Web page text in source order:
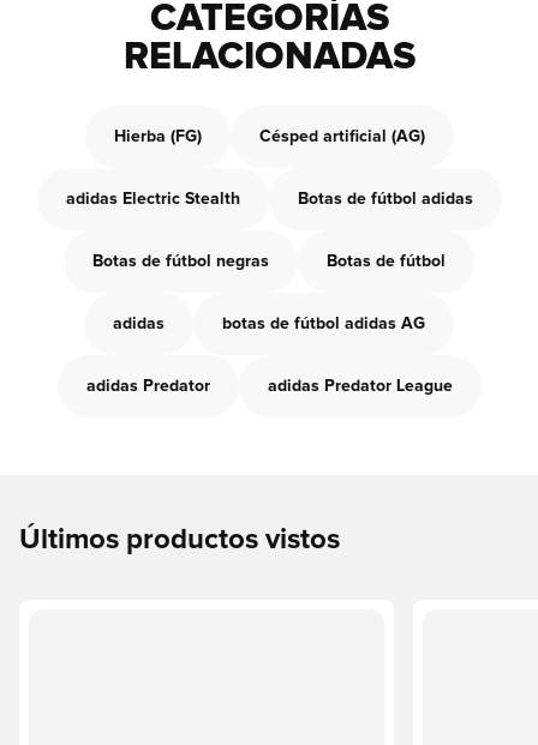
CATEGORÍAS
RELACIONADAS
Hierba (FG) Césped artificial (AG)
adidas Electric Stealth Botas de fútbol adidas
Botas de fútbol negras Botas de fútbol
adidas botas de fútbol adidas AG
adidas Predator adidas Predator League
Últimos productos vistos